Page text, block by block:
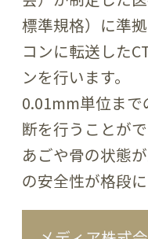
標準規格）に準
コンに転送した
ンを行います。
0.01mm単位ま
断を行うことが
あごや骨の状態
の安全性が格段に